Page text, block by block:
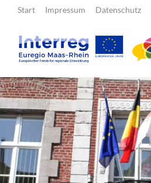
Datenschutz
Impressum
Start
Aktuelles
Über uns
EMRLingua